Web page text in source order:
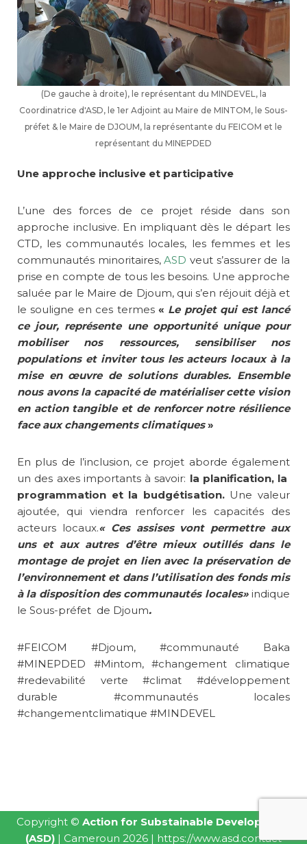
(De gauche à droite), le représentant du MINDEVEL, la
Coordinatrice d'ASD, le 1er Adjoint au Maire de MINTOM, le Sous-
préfet & le Maire de DJOUM, la représentante du FEICOM et le
représentant du MINEPDED
Une approche inclusive et participative
L’une des forces de ce projet réside dans son
approche inclusive. En impliquant dès le départ les
CTD, les communautés locales, les femmes et les
communautés minoritaires,ASD veut s’assurer de la
prise en compte de tous les besoins. Une approche
saluée par le Maire de Djoum, qui s’en réjouit déjà et
le souligne en ces termes « Le projet qui est lancé
ce jour, représente une opportunité unique pour
mobiliser nos ressources, sensibiliser nos
populations et inviter tous les acteurs locaux à la
mise en œuvre de solutions durables. Ensemble
nous avons la capacité de matérialiser cette vision
en action tangible et de renforcer notre résilience
face aux changements climatiques»
En plus de l’inclusion, ce projet aborde également
un des axes importants à savoir: la planification, la
programmation et la budgétisation.Une valeur
ajoutée, qui viendra renforcer les capacités des
acteurs locaux.« Ces assises vont permettre aux
uns et aux autres d’être mieux outillés dans le
montage de projet en lien avec la préservation de
l’environnement et dans l’utilisation des fonds mis
à la disposition des communautés locales» indique
le Sous-préfet de Djoum.
#FEICOM #Djoum, #communauté Baka
#MINEPDED #Mintom, #changement climatique
#redevabilité verte #climat #développement
durable #communautés locales
#changementclimatique #MINDEVEL
Copyright © Action for Substainable Development
(ASD) | Cameroun 2026 | https://www.asd.contact